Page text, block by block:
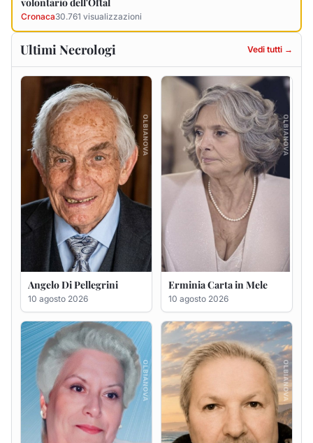
Vittoria Spanu in
Degortes
10 agosto 2026
Antonio Sanna
10 agosto 2026
Francesca Desini ved.
Pileri
9 agosto 2026
Massimo Pirina
9 agosto 2026